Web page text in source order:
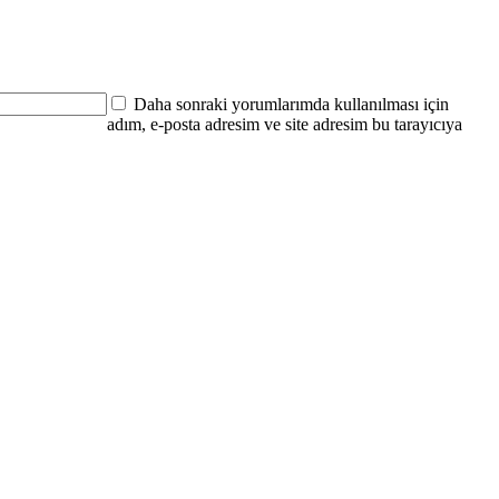
Daha sonraki yorumlarımda kullanılması için
adım, e-posta adresim ve site adresim bu tarayıcıya